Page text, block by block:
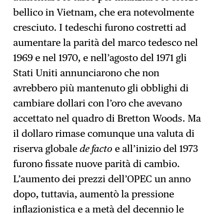
bellico in Vietnam, che era notevolmente
cresciuto. I tedeschi furono costretti ad
aumentare la parità del marco tedesco nel
1969 e nel 1970, e nell’agosto del 1971 gli
Stati Uniti annunciarono che non
avrebbero più mantenuto gli obblighi di
cambiare dollari con l’oro che avevano
accettato nel quadro di Bretton Woods. Ma
il dollaro rimase comunque una valuta di
riserva globalede facto e all’inizio del 1973
furono fissate nuove parità di cambio.
L’aumento dei prezzi dell’OPEC un anno
dopo, tuttavia, aumentò la pressione
inflazionistica e a metà del decennio le